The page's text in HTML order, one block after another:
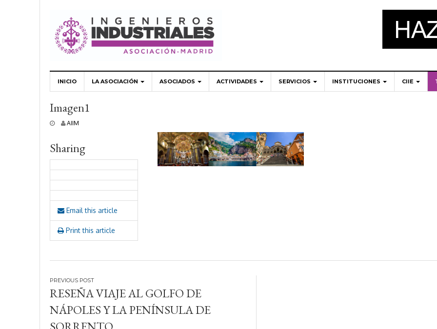
INICIO LA ASOCIACIÓN ASOCIADOS ACTIVIDADES SERVICIOS INSTITUCIONES CIIE
Imagen1
c
b
r
e
0
2
4
AIIM
Sharing
Email this article
Print this article
Navegación
de
entradas
RESEÑA VIAJE AL GOLFO DE
NÁPOLES Y LA PENÍNSULA DE